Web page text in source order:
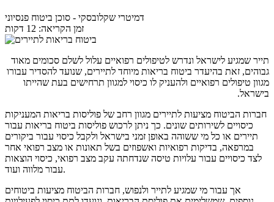
דמיטרי שקלובסקי - סוכן ביטוח פנסיוני
זמן הקריאה: 12 דקות
תייר שמגיע לישראל ונדרש לטיפולים רפואיים עלול לשלם סכומים מאוד
גבוהים, זאת בהיעדר ביטוח בריאות מיוחד לתיירים, שנועד להסדיר עבורו
מגוון טיפולים רפואיים ולהעניק לו כיסוי למגוון תרחישים בעת שהייתו
בישראל.
חברות הביטוח מציעות לתיירים מגוון רחב של פוליסות בריאות המעניקות
כיסויים לשירותים שונים. כך ניתן לרכוש פוליסות ביטוח בריאות עבור
תיירים או כל מי ששוהה באופן זמני בישראל ולקבל כיסוי עבור ביקורים
במרפאה, בדיקות רפואיות ואשפוזים בשל תאונות או מצב רפואי אחר
לצד כיסויים עבור עלויות טיסה שנדחתה עקב מצב רפואי, כיסוי הוצאות
עבור מלווה ועוד.
אך עבור מי שמגיע לתייר ולנפוש, חברות הביטוח מציעות ביטוחים